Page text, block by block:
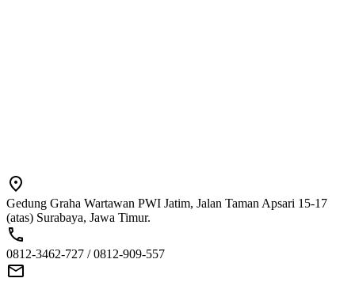
Gedung Graha Wartawan PWI Jatim, Jalan Taman Apsari 15-17
(atas) Surabaya, Jawa Timur.
0812-3462-727 / 0812-909-557